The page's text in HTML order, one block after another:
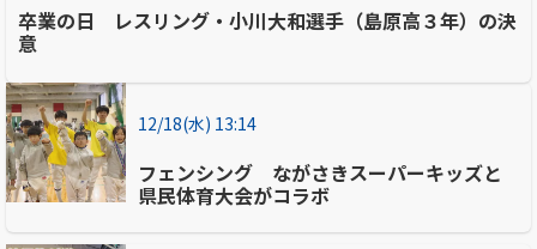
卒業の日 レスリング・小川大和選手（島原高３年）の決
意
12/18(水) 13:14
フェンシング ながさきスーパーキッズと
県民体育大会がコラボ